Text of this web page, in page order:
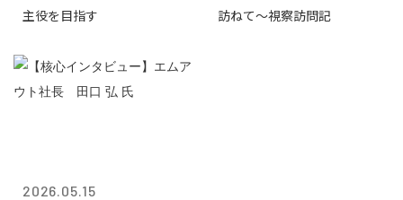
主役を目指す
訪ねて～視察訪問記
2026.05.15